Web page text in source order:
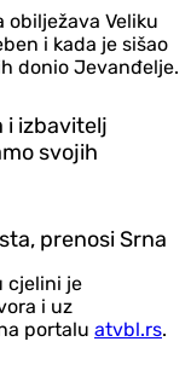
Veliku
i kada je sišao
donio Jevanđelje.
i izbavitelj
svojih
prenosi Srna
cjelini je
i uz
portalu atvbl.rs.